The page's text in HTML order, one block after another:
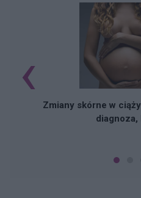
Zmiany skórne w
‹